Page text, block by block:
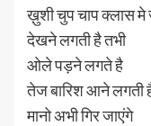
ख़ुशी चुप चाप क्लास
देखने लगती है तभी
ओले पड़ने लगते है
तेज बारिश आने लगती
मानो अभी गिर जाएंगे